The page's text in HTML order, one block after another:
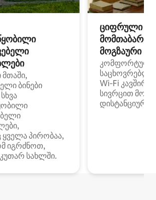
მთაში,
ბინები
პირობაა,
იგრძნოთ,
სახლში.
ციფრული
მოგზაური
კომფორტული
Wi‑Fi
სივრცით
დისტანციური